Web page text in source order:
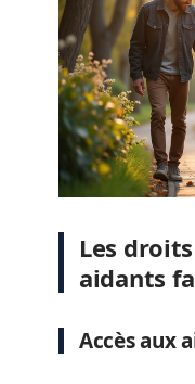
Les
aidants
Accès aux